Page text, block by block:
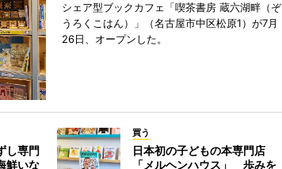
シェア型ブックカフェ「喫茶書房 蔵六湖畔（ぞ
うろくこはん）」（名古屋市中区松原1）が7月
26日、オープンした。
し専門
鮮いな
買う
日本初の子どもの本専門店
「メルヘンハウス」 歩みを